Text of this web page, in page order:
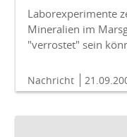
Laborexperimente
Mineralien im
"verrostet" sein
Nachricht